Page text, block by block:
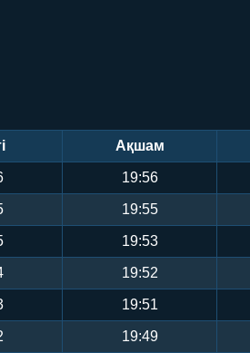
Ақшам
19:56
19:55
19:53
19:52
19:51
19:49